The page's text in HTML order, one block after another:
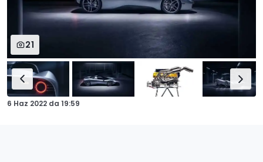
21
6 Haz 2022 da 19:59